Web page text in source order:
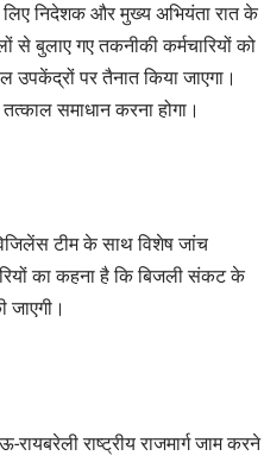
निदेशक और मुख्य अभियंता रात के
बुलाए गए तकनीकी कर्मचारियों को
पर तैनात किया जाएगा।
समाधान करना होगा।
टीम के साथ विशेष जांच
का कहना है कि बिजली संकट के
जाएगी।
राष्ट्रीय राजमार्ग जाम करने